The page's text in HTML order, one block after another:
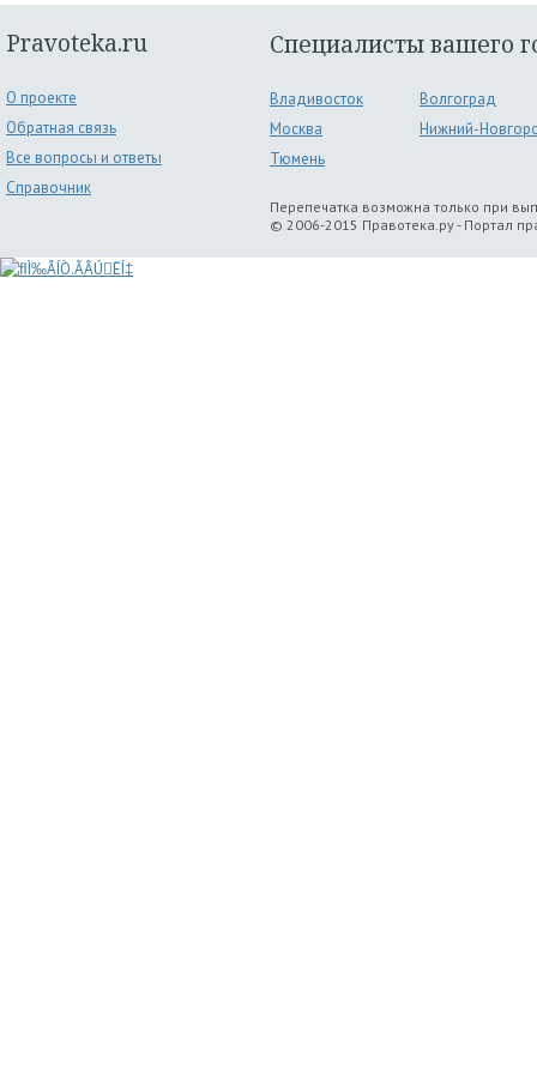
Pravoteka.ru
О проекте
Обратная связь
Все вопросы и ответы
Справочник
Специалисты вашего
Владивосток
Волгоград
Москва
Нижний-
Тюмень
Перепечатка возможна только при
© 2006-2015 Правотека.ру - Портал